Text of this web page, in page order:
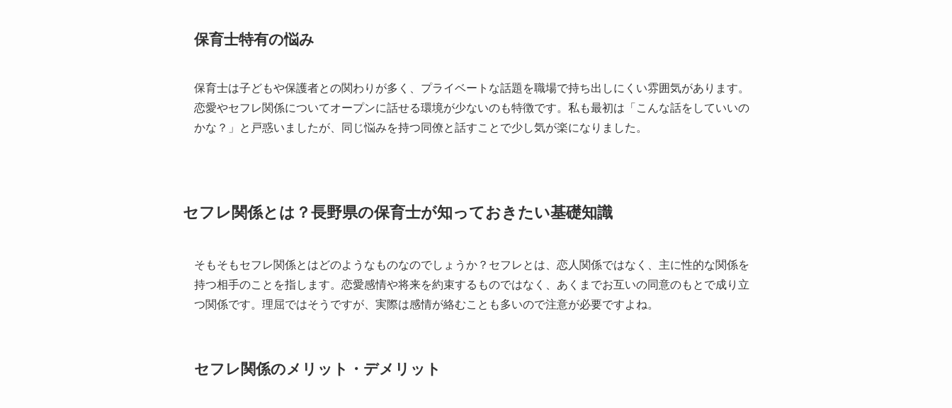
保育士特有の悩み
保育士は子どもや保護者との関わりが多く、プライベートな話題を職場で持ち出しにくい雰囲気があります。
恋愛やセフレ関係についてオープンに話せる環境が少ないのも特徴です。私も最初は「こんな話をしていいの
かな？」と戸惑いましたが、同じ悩みを持つ同僚と話すことで少し気が楽になりました。
セフレ関係とは？長野県の保育士が知っておきたい基礎知識
そもそもセフレ関係とはどのようなものなのでしょうか？セフレとは、恋人関係ではなく、主に性的な関係を
持つ相手のことを指します。恋愛感情や将来を約束するものではなく、あくまでお互いの同意のもとで成り立
つ関係です。理屈ではそうですが、実際は感情が絡むことも多いので注意が必要ですよね。
セフレ関係のメリット・デメリット